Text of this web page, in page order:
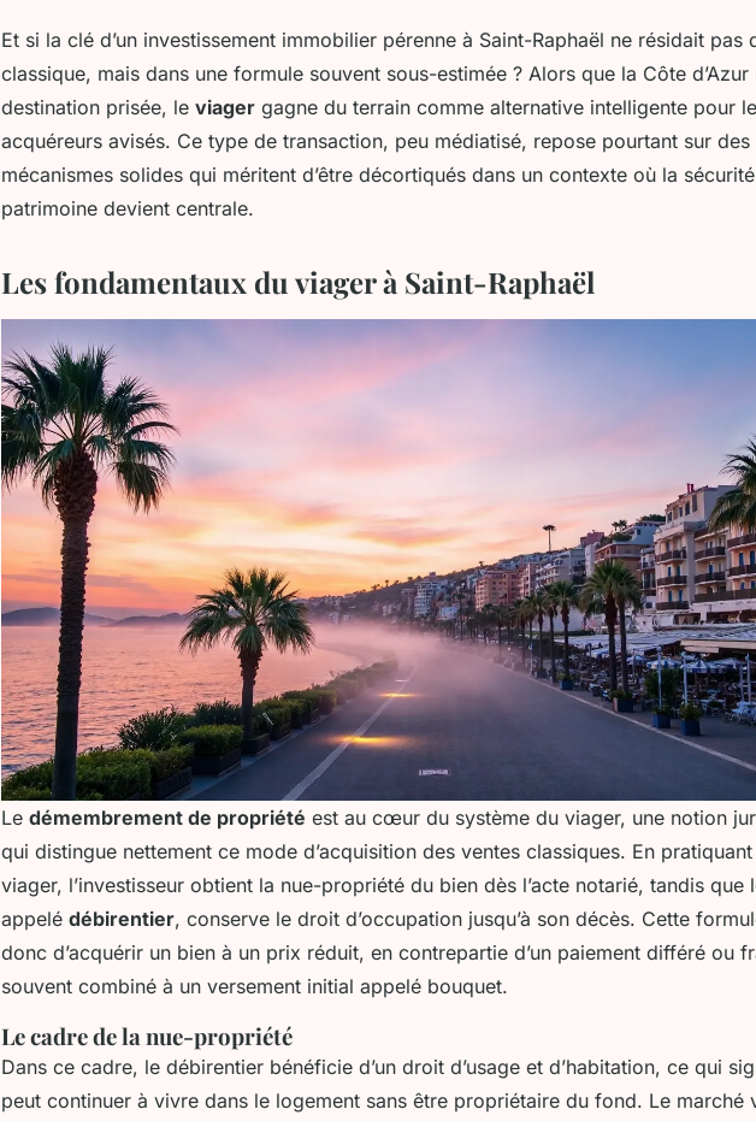
Et si la clé d’un investissement immobilier pérenne à Saint-Raphaël ne résidait pas
classique, mais dans une formule souvent sous-estimée ? Alors que la Côte d’Azur
destination prisée, le viager gagne du terrain comme alternative intelligente pour
acquéreurs avisés. Ce type de transaction, peu médiatisé, repose pourtant sur des
mécanismes solides qui méritent d’être décortiqués dans un contexte où la
patrimoine devient centrale.
Les fondamentaux du viager à Saint-Raphaël
Le démembrement de propriété est au cœur du système du viager, une notion
qui distingue nettement ce mode d’acquisition des ventes classiques. En
viager, l’investisseur obtient la nue-propriété du bien dès l’acte notarié, tandis que
appelé débirentier, conserve le droit d’occupation jusqu’à son décès. Cette
donc d’acquérir un bien à un prix réduit, en contrepartie d’un paiement différé ou
souvent combiné à un versement initial appelé bouquet.
Le cadre de la nue-propriété
Dans ce cadre, le débirentier bénéficie d’un droit d’usage et d’habitation, ce qui
peut continuer à vivre dans le logement sans être propriétaire du fond. Le marché